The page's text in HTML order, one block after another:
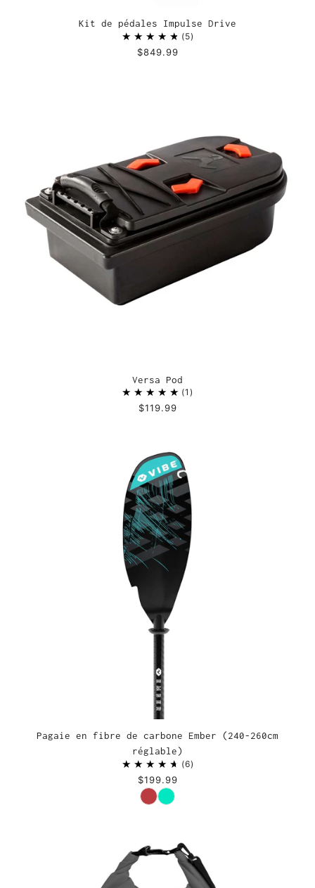
Kit de pédales Impulse Drive
5
$849.99
Versa Pod
1
$119.99
Pagaie en fibre de carbone Ember (240-260cm
réglable)
6
$199.99
Couleur